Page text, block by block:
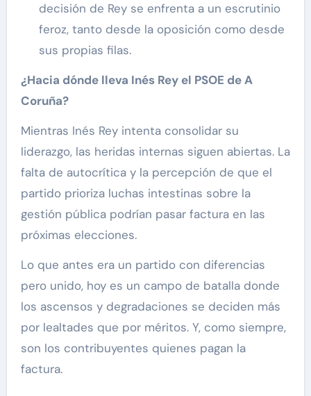
decisión de Rey se enfrenta a un escrutinio
feroz, tanto desde la oposición como desde
sus propias filas.
¿Hacia dónde lleva Inés Rey el PSOE de A
Coruña?
Mientras Inés Rey intenta consolidar su
liderazgo, las heridas internas siguen abiertas. La
falta de autocrítica y la percepción de que el
partido prioriza luchas intestinas sobre la
gestión pública podrían pasar factura en las
próximas elecciones.
Lo que antes era un partido con diferencias
pero unido, hoy es un campo de batalla donde
los ascensos y degradaciones se deciden más
por lealtades que por méritos. Y, como siempre,
son los contribuyentes quienes pagan la
factura.